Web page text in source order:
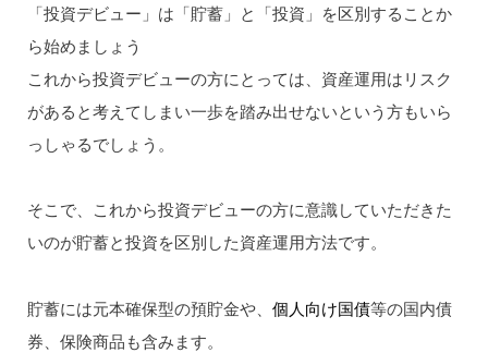
「投資デビュー」は「貯蓄」と「投資」を区別することか
ら始めましょう
これから投資デビューの方にとっては、資産運用はリスク
があると考えてしまい一歩を踏み出せないという方もいら
っしゃるでしょう。
そこで、これから投資デビューの方に意識していただきた
いのが貯蓄と投資を区別した資産運用方法です。
貯蓄には元本確保型の預貯金や、 個人向け国債等の国内債
券、保険商品も含みます。